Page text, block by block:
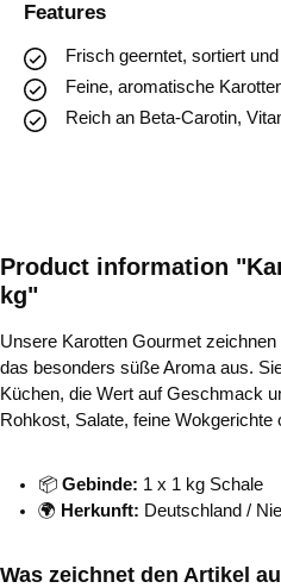
Features
Frisch geerntet, sortiert
Feine, aromatische
Reich an Beta-Carotin,
Product information
kg"
Unsere Karotten Gourmet
das besonders süße Aroma aus.
Küchen, die Wert auf Geschmack
Rohkost, Salate, feine Wokgerichte
📦 Gebinde: 1 x 1 kg Schale
🌍 Herkunft: Deutschland /
Was zeichnet den Artikel